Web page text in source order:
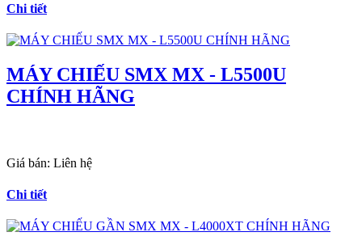
Chi tiết
MÁY CHIẾU SMX MX - L5500U
CHÍNH HÃNG
Giá bán: Liên hệ
Chi tiết